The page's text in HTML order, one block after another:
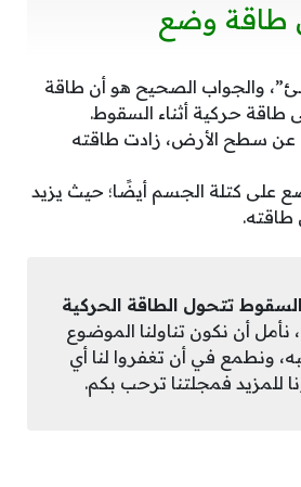
طاقة وضع
والجواب الصحيح هو أن طاقة
طاقة حركية أثناء السقوط.
عن سطح الأرض، زادت طاقته
على كتلة الجسم أيضًا؛ حيث يزيد
السقوط تتحول الطاقة الحركية
، نأمل أن نكون تناولنا الموضوع
ونطمع في أن تغفروا لنا أي
للمزيد فمجلتنا ترحب بكم.